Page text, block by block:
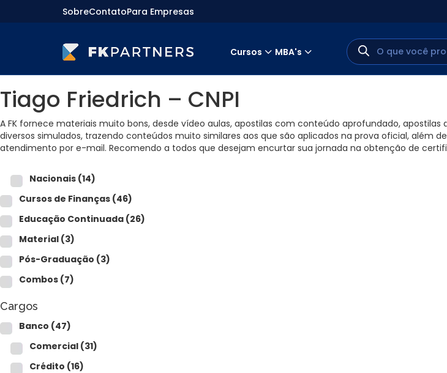
SobreContatoPara Empresas
Cursos MBA's
Preparatórios Nacionais
Internacionais
Finanças & Edu. Continuada
Por atuação
Navegação
Sobre nós
CFP®
CPA
CGE
CGA
CNPI
C-Pro I
C-Pro R
Tiago Friedrich – CNPI
A FK fornece materiais muito bons, desde vídeo aulas, apostilas com conteúdo aprofundado,
diversos simulados, trazendo conteúdos muito similares aos que são aplicados na prova oficial, além
atendimento por e-mail. Recomendo a todos que desejam encurtar sua jornada na obtenção de
Nacionais (14)
Cursos de Finanças (46)
Educação Continuada (26)
Material (3)
Pós-Graduação (3)
Combos (7)
Cargos
Banco (47)
Comercial (31)
Crédito (16)